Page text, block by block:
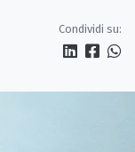
Condividi su: